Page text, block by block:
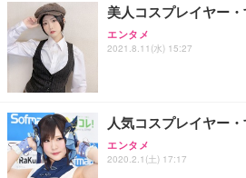
美人コスプレイヤー
エンタメ
2021.8.11(水) 15:27
人気コスプレイヤー
エンタメ
2020.2.1(土) 17:17